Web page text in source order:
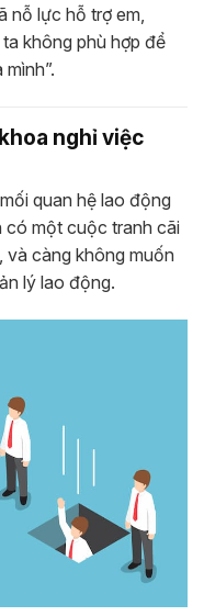
nỗ lực hỗ trợ em,
không phù hợp để
nghỉ việc
quan hệ lao động
có một cuộc tranh cãi
và càng không muốn
lý lao động.